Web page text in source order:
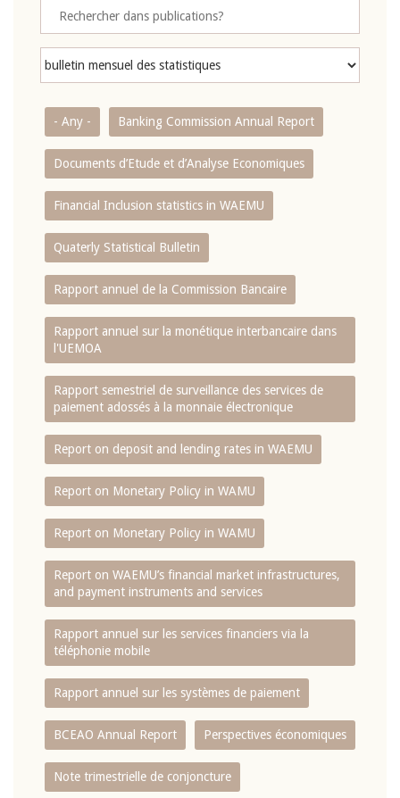
- Any - Banking Commission Annual Report
Documents d’Etude et d’Analyse Economiques
Financial Inclusion statistics in WAEMU
Quaterly Statistical Bulletin
Rapport annuel de la Commission Bancaire
Rapport annuel sur la monétique interbancaire dans
l'UEMOA
Rapport semestriel de surveillance des services de
paiement adossés à la monnaie électronique
Report on deposit and lending rates in WAEMU
Report on Monetary Policy in WAMU
Report on Monetary Policy in WAMU
Report on WAEMU’s financial market infrastructures,
and payment instruments and services
Rapport annuel sur les services financiers via la
téléphonie mobile
Rapport annuel sur les systèmes de paiement
BCEAO Annual Report Perspectives économiques
Note trimestrielle de conjoncture